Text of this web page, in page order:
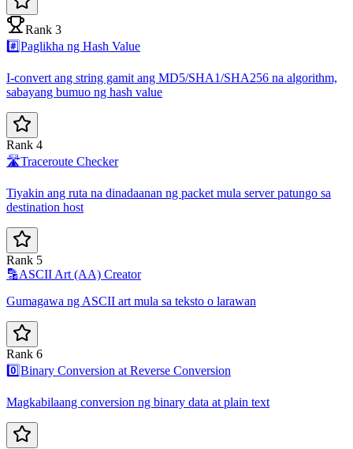
Rank 3
#️⃣Paglikha ng Hash Value
I-convert ang string gamit ang MD5/SHA1/SHA256 na algorithm,
sabayang bumuo ng hash value
Rank 4
🛣️Traceroute Checker
Tiyakin ang ruta na dinadaanan ng packet mula server patungo sa
destination host
Rank 5
🔡ASCII Art (AA) Creator
Gumagawa ng ASCII art mula sa teksto o larawan
Rank 6
0️⃣Binary Conversion at Reverse Conversion
Magkabilaang conversion ng binary data at plain text